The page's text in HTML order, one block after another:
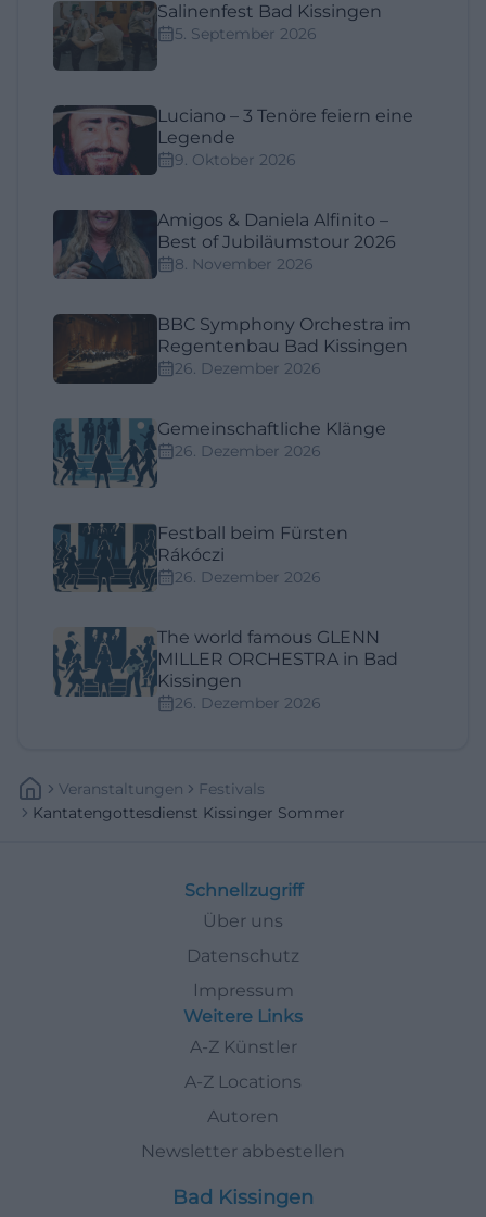
Salinenfest Bad Kissingen
5. September 2026
Luciano – 3 Tenöre feiern eine
Legende
9. Oktober 2026
Amigos & Daniela Alfinito –
Best of Jubiläumstour 2026
8. November 2026
BBC Symphony Orchestra im
Regentenbau Bad Kissingen
26. Dezember 2026
Gemeinschaftliche Klänge
26. Dezember 2026
Festball beim Fürsten
Rákóczi
26. Dezember 2026
The world famous GLENN
MILLER ORCHESTRA in Bad
Kissingen
26. Dezember 2026
Veranstaltungen
Festivals
Kantatengottesdienst Kissinger Sommer
Schnellzugriff
Über uns
Datenschutz
Impressum
Weitere Links
A-Z Künstler
A-Z Locations
Autoren
Newsletter abbestellen
Bad Kissingen